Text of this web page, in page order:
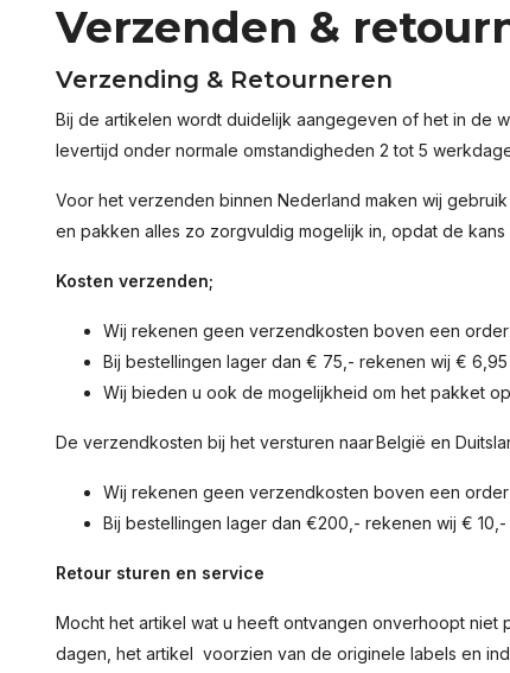
Verzenden &
Verzending & Retourneren
Bij de artikelen wordt duidelijk aangegeven of het in de
levertijd onder normale omstandigheden 2 tot 5
Voor het verzenden binnen Nederland maken wij
en pakken alles zo zorgvuldig mogelijk in, opdat de kans
Kosten verzenden;
Wij rekenen geen verzendkosten boven een
Bij bestellingen lager dan € 75,- rekenen wij €
Wij bieden u ook de mogelijkheid om het pakket
De verzendkosten bij het versturen naar België en
Wij rekenen geen verzendkosten boven een
Bij bestellingen lager dan €200,- rekenen wij €
Retour sturen en service
Mocht het artikel wat u heeft ontvangen onverhoopt niet
dagen, het artikel voorzien van de originele labels en